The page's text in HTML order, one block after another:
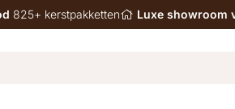
825+ kerstpakketten Luxe showroom